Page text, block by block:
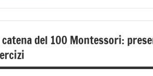
MATEMATICA
catena del 100 Montessori: